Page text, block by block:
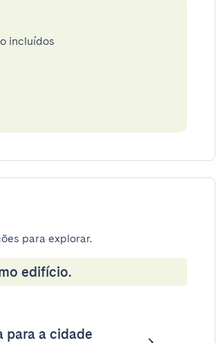
incluídos
para explorar.
edifício.
para a cidade